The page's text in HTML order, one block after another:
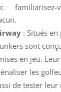
: Situés en
sont
en jeu.
les
de tester leur